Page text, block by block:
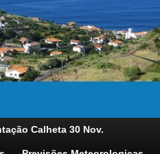
Calheta 30 Nov.